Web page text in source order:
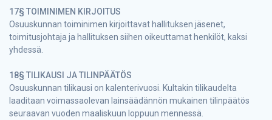
17§ TOIMINIMEN KIRJOITUS
Osuuskunnan toiminimen kirjoittavat hallituksen jäsenet,
toimitusjohtaja ja hallituksen siihen oikeuttamat henkilöt, kaksi
yhdessä.
18§ TILIKAUSI JA TILINPÄÄTÖS
Osuuskunnan tilikausi on kalenterivuosi. Kultakin tilikaudelta
laaditaan voimassaolevan lainsäädännön mukainen tilinpäätös
seuraavan vuoden maaliskuun loppuun mennessä.